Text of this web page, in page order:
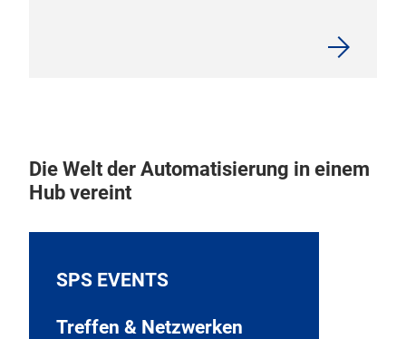
Die Welt der Automatisierung in einem
Hub vereint
SPS EVENTS
Treffen & Netzwerken